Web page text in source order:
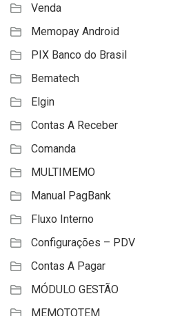
Venda
Memopay Android
PIX Banco do Brasil
Bematech
Elgin
Contas A Receber
Comanda
MULTIMEMO
Manual PagBank
Fluxo Interno
Configurações – PDV
Contas A Pagar
MÓDULO GESTÃO
MEMOTOTEM